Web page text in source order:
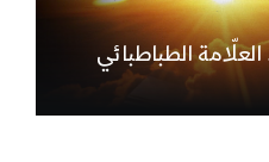
الطباطبائي